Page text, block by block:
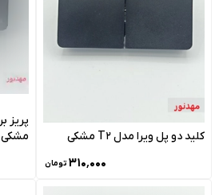
کلید دو پل ویرا مدل T2 مشکی
۳۱۰٬۰۰۰ تومان
مشکی